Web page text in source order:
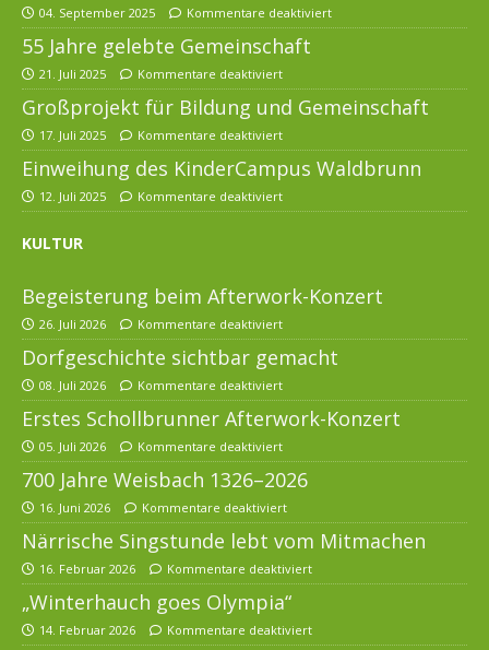
04. September 2025 Kommentare deaktiviert
55 Jahre gelebte Gemeinschaft
21. Juli 2025 Kommentare deaktiviert
Großprojekt für Bildung und Gemeinschaft
17. Juli 2025 Kommentare deaktiviert
Einweihung des KinderCampus Waldbrunn
12. Juli 2025 Kommentare deaktiviert
KULTUR
Begeisterung beim Afterwork-Konzert
26. Juli 2026 Kommentare deaktiviert
Dorfgeschichte sichtbar gemacht
08. Juli 2026 Kommentare deaktiviert
Erstes Schollbrunner Afterwork-Konzert
05. Juli 2026 Kommentare deaktiviert
700 Jahre Weisbach 1326–2026
16. Juni 2026 Kommentare deaktiviert
Närrische Singstunde lebt vom Mitmachen
16. Februar 2026 Kommentare deaktiviert
„Winterhauch goes Olympia“
14. Februar 2026 Kommentare deaktiviert